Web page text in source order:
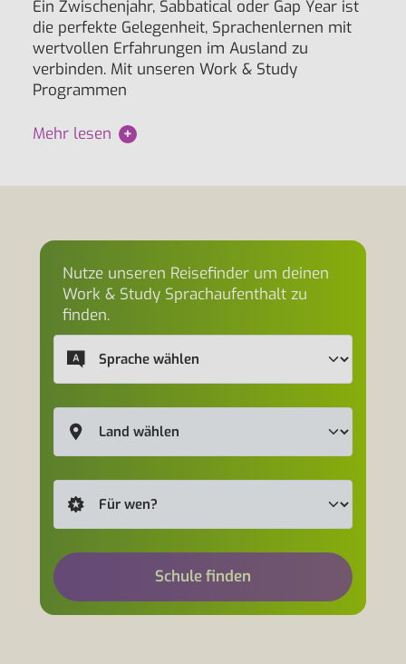
Ein Zwischenjahr, Sabbatical oder Gap Year ist
die perfekte Gelegenheit, Sprachenlernen mit
wertvollen Erfahrungen im Ausland zu
verbinden. Mit unseren Work & Study
Programmen
Mehr lesen +
Nutze unseren Reisefinder um deinen
Work & Study Sprachaufenthalt zu
finden.
Schule finden